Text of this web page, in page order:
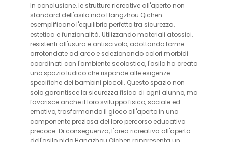
In conclusione, le strutture ricreative all'aperto non
standard dell'asilo nido Hangzhou Qichen
esemplificano l'equilibrio perfetto tra sicurezza,
estetica e funzionalità. Utilizzando materiali atossici,
resistenti all'usura e antiscivolo, adottando forme
arrotondate ad arco e selezionando colori morbidi
coordinati con l'ambiente scolastico, l'asilo ha creato
uno spazio ludico che risponde alle esigenze
specifiche dei bambini piccoli. Questo spazio non
solo garantisce la sicurezza fisica di ogni alunno, ma
favorisce anche il loro sviluppo fisico, sociale ed
emotivo, trasformando il gioco all'aperto in una
componente preziosa del loro percorso educativo
precoce. Di conseguenza, l'area ricreativa all'aperto